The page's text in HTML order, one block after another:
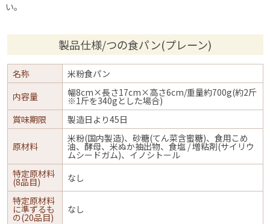
い。
製品仕様/つの食パン(プレーン)
名称
米粉食パン
内容量
幅8cm×長さ17cm×高さ6cm/重量約700g(約2斤
※1斤を340gとした場合)
賞味期限
製造日より45日
原材料
米粉(国内製造)、砂糖(てん菜含蜜糖)、食用こめ
油、酵母、米ぬか抽出物、食塩 / 増粘剤(サイリウ
ムシードガム)、イノシトール
特定原材料
(8品目)
なし
特定原材料
に準ずるも
の(20品目)
なし